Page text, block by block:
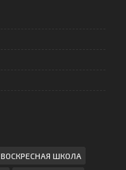
ВОСКРЕСНАЯ ШКОЛА